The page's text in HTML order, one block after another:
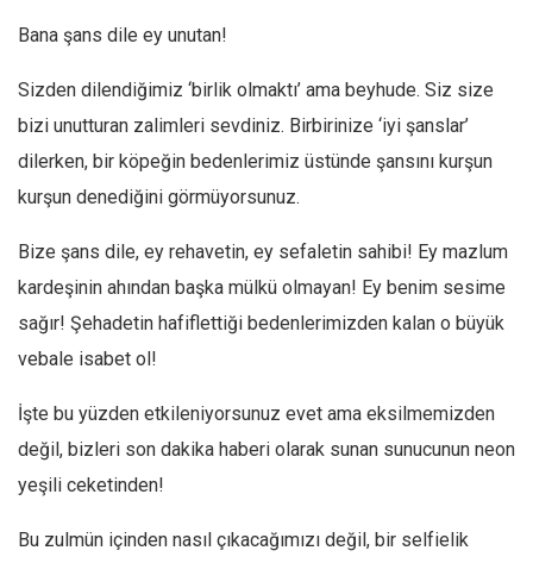
Avrupa
Afrika
Tarih
Düşünce
Bana şans dile ey unutan!
Sizden dilendiğimiz ‘birlik olmaktı’ ama beyhude. Siz size
bizi unutturan zalimleri sevdiniz. Birbirinize ‘iyi şanslar’
dilerken, bir köpeğin bedenlerimiz üstünde şansını kurşun
kurşun denediğini görmüyorsunuz.
Bize şans dile, ey rehavetin, ey sefaletin sahibi! Ey mazlum
kardeşinin ahından başka mülkü olmayan! Ey benim sesime
sağır! Şehadetin hafiflettiği bedenlerimizden kalan o büyük
vebale isabet ol!
İşte bu yüzden etkileniyorsunuz evet ama eksilmemizden
değil, bizleri son dakika haberi olarak sunan sunucunun neon
yeşili ceketinden!
Bu zulmün içinden nasıl çıkacağımızı değil, bir selfielik